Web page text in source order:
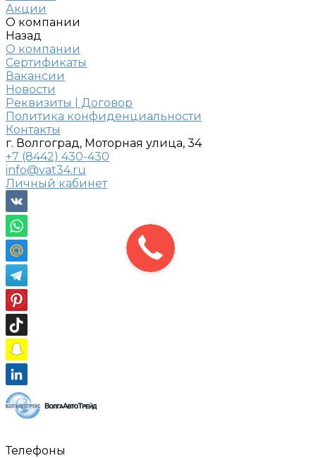
Акции
О компании
Назад
О компании
Сертификаты
Вакансии
Новости
Реквизиты | Договор
Политика конфиденциальности
Контакты
г. Волгоград, Моторная улица, 34
+7 (8442) 430-430
info@vat34.ru
Личный кабинет
Телефоны